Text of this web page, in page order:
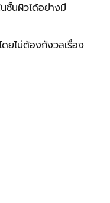
ชั้นผิวได้อย่างมี
ยไม่ต้องกังวลเรื่อง